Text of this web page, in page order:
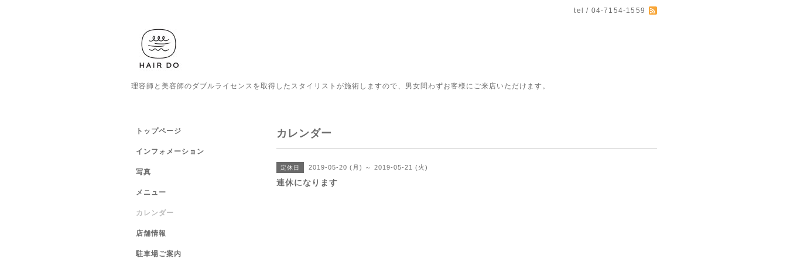
tel / 04-7154-1559
理容師と美容師のダブルライセンスを取得したスタイリストが施術しますので、男女問わずお客様にご来店いただけます。
カレンダー
定休日 2019-05-20 (月) ～ 2019-05-21 (火)
連休になります
トップページ
インフォメーション
写真
メニュー
カレンダー
店舗情報
駐車場ご案内